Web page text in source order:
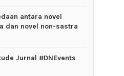
antara novel
dan novel non-sastra
Jurnal #DNEvents